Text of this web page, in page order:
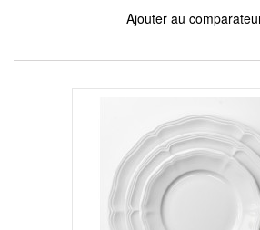
Ajouter au